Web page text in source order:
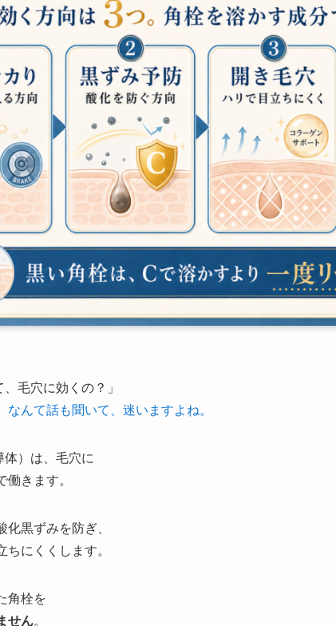
、毛穴に効くの？」
なんて話も聞いて、迷いますよね。
体）は、毛穴に
働きます。
化黒ずみを防ぎ、
ちにくくします。
角栓を
せん。